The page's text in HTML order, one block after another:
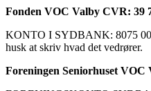
Fonden VOC Valby CVR: 39
KONTO I SYDBANK: 8075
husk at skriv hvad det vedrører.
Foreningen Seniorhuset VOC